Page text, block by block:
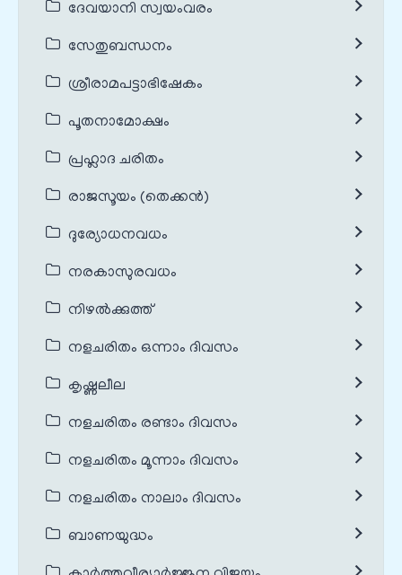
ദേവയാനി സ്വയംവരം
സേതുബന്ധനം
ശ്രീരാമപട്ടാഭിഷേകം
പൂതനാമോക്ഷം
പ്രഹ്ലാദ ചരിതം
രാജസൂയം (തെക്കൻ)
ദുര്യോധനവധം
നരകാസുരവധം
നിഴൽക്കുത്ത്
നളചരിതം ഒന്നാം ദിവസം
കൃഷ്ണലീല
നളചരിതം രണ്ടാം ദിവസം
നളചരിതം മൂന്നാം ദിവസം
നളചരിതം നാലാം ദിവസം
ബാണയുദ്ധം